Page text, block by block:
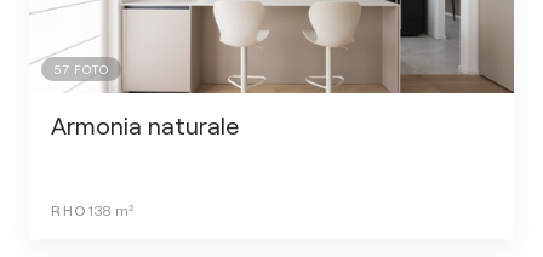
57 FOTO
Armonia naturale
RHO 138 m²